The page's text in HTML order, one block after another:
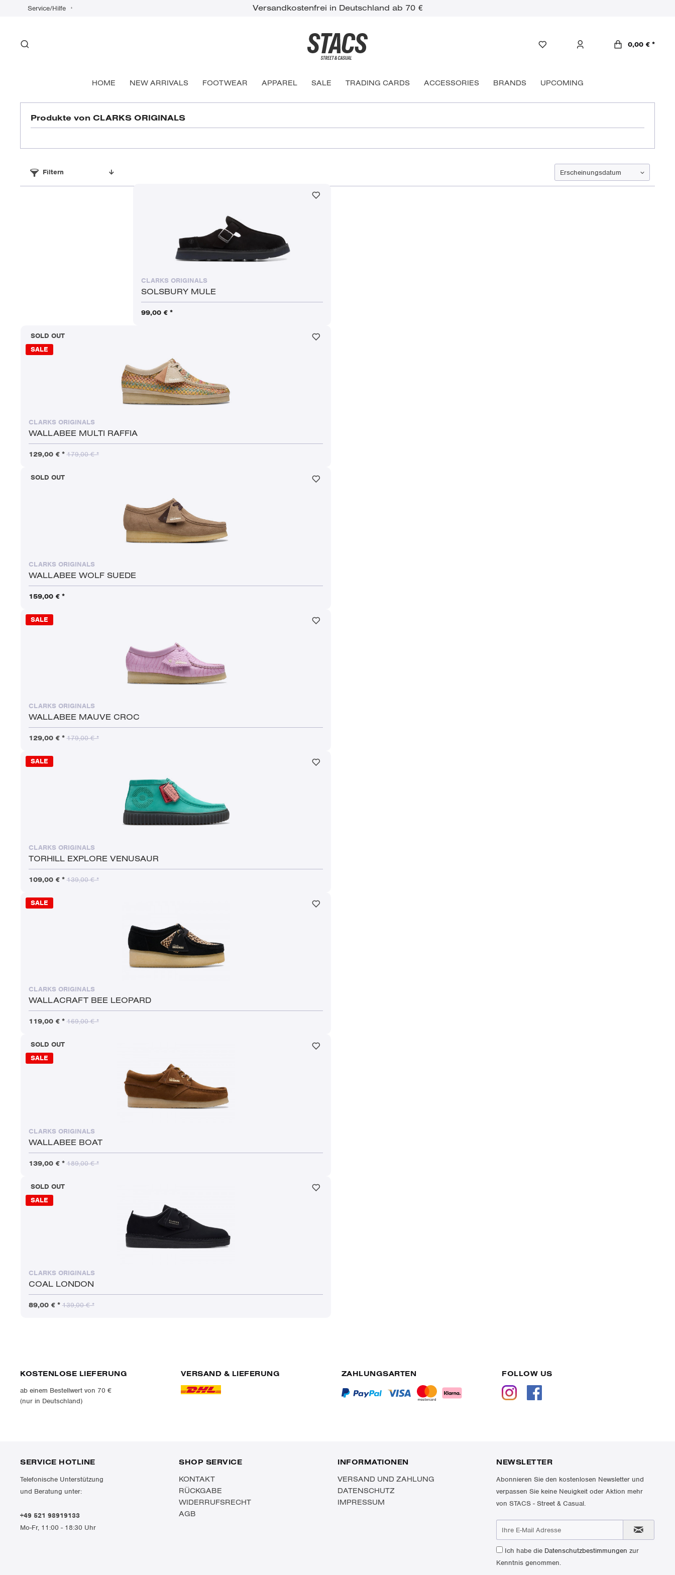
Service/Hilfe Versandkostenfrei in Deutschland ab 70 €
0,00 € *
HOME NEW ARRIVALS FOOTWEAR APPAREL SALE TRADING CARDS ACCESSORIES BRANDS UPCOMING
Produkte von CLARKS ORIGINALS
Filtern
CLARKS ORIGINALS
SOLSBURY MULE
99,00 € *
SOLD OUT
SALE
CLARKS ORIGINALS
WALLABEE MULTI RAFFIA
129,00 € * 179,00 € *
SOLD OUT
CLARKS ORIGINALS
WALLABEE WOLF SUEDE
159,00 € *
SALE
CLARKS ORIGINALS
WALLABEE MAUVE CROC
129,00 € * 179,00 € *
SALE
CLARKS ORIGINALS
TORHILL EXPLORE VENUSAUR
109,00 € * 139,00 € *
SALE
CLARKS ORIGINALS
WALLACRAFT BEE LEOPARD
119,00 € * 169,00 € *
SOLD OUT
SALE
CLARKS ORIGINALS
WALLABEE BOAT
139,00 € * 189,00 € *
SOLD OUT
SALE
CLARKS ORIGINALS
COAL LONDON
89,00 € * 139,00 € *
KOSTENLOSE LIEFERUNG
ab einem Bestellwert von 70 €
(nur in Deutschland)
VERSAND & LIEFERUNG ZAHLUNGSARTEN FOLLOW US
SERVICE HOTLINE
Telefonische Unterstützung
und Beratung unter:
+49 521 98919133
Mo-Fr, 11:00 - 18:30 Uhr
SHOP SERVICE
KONTAKT
RÜCKGABE
WIDERRUFSRECHT
AGB
INFORMATIONEN
VERSAND UND ZAHLUNG
DATENSCHUTZ
IMPRESSUM
NEWSLETTER
Abonnieren Sie den kostenlosen Newsletter und
verpassen Sie keine Neuigkeit oder Aktion mehr
von STACS - Street & Casual.
Ich habe die Datenschutzbestimmungen zur
Kenntnis genommen.